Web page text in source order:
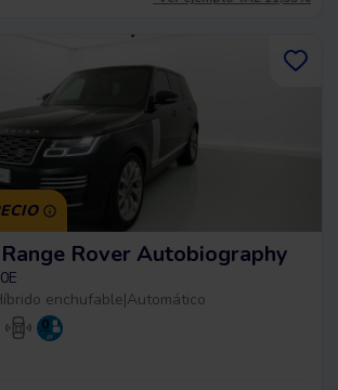
Rover Autobiography
enchufable|Automático